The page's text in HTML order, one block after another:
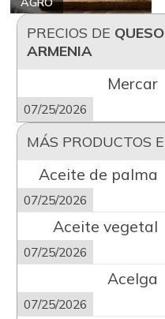
PRECIOS DE
ARMENIA
Mercar
07/25/2026
MÁS PRODUCTOS
Aceite de palma
07/25/2026
Aceite vegetal
07/25/2026
Acelga
07/25/2026